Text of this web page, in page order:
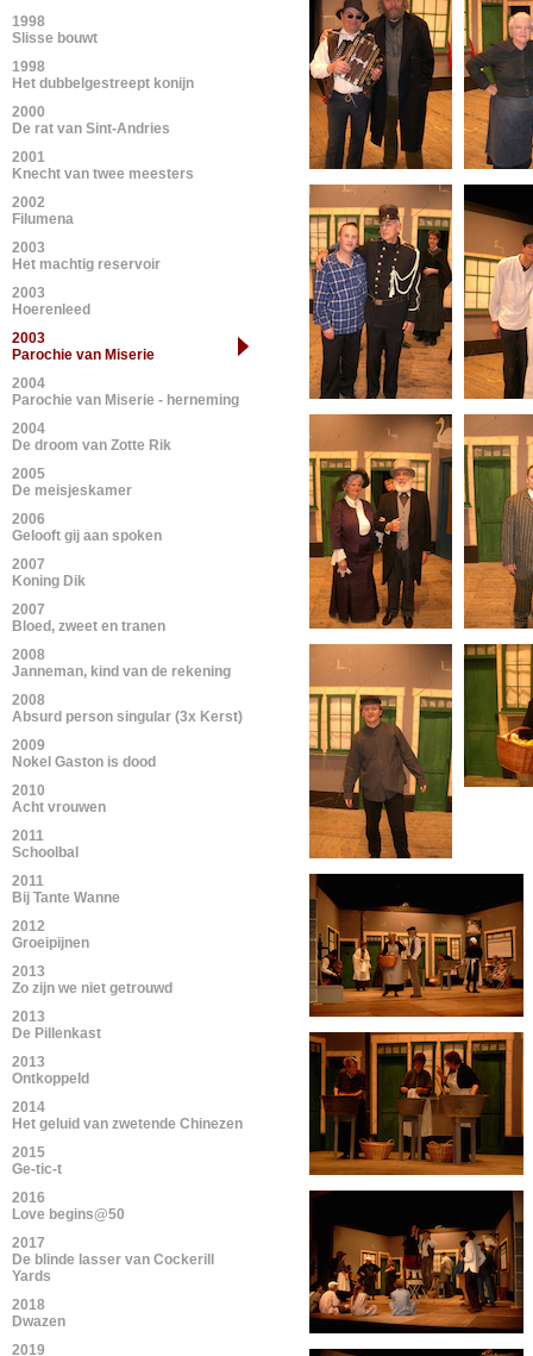
1998
Slisse bouwt
1998
Het dubbelgestreept konijn
2000
De rat van Sint-Andries
2001
Knecht van twee meesters
2002
Filumena
2003
Het machtig reservoir
2003
Hoerenleed
2003
Parochie van Miserie
2004
Parochie van Miserie - herneming
2004
De droom van Zotte Rik
2005
De meisjeskamer
2006
Gelooft gij aan spoken
2007
Koning Dik
2007
Bloed, zweet en tranen
2008
Janneman, kind van de rekening
2008
Absurd person singular (3x Kerst)
2009
Nokel Gaston is dood
2010
Acht vrouwen
2011
Schoolbal
2011
Bij Tante Wanne
2012
Groeipijnen
2013
Zo zijn we niet getrouwd
2013
De Pillenkast
2013
Ontkoppeld
2014
Het geluid van zwetende Chinezen
2015
Ge-tic-t
2016
Love begins@50
2017
De blinde lasser van Cockerill
Yards
2018
Dwazen
2019